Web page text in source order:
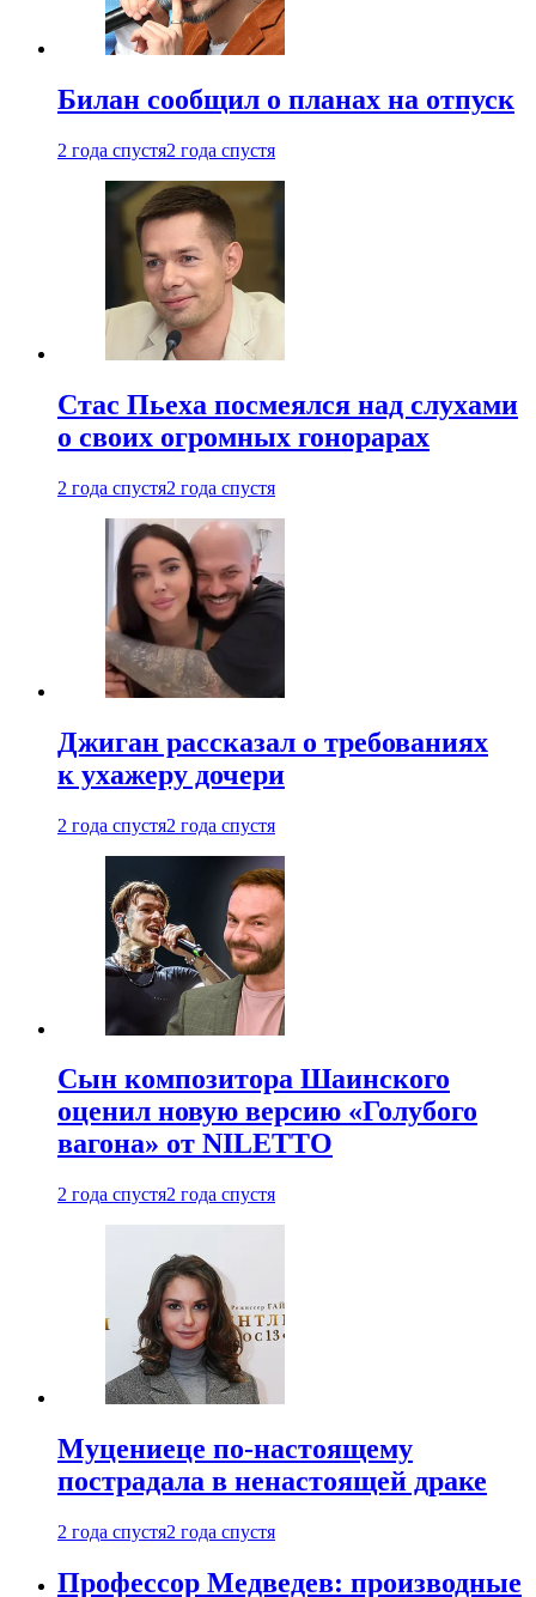
Билан сообщил о планах на отпуск
2 года спустя2 года спустя
Стас Пьеха посмеялся над слухами
о своих огромных гонорарах
2 года спустя2 года спустя
Джиган рассказал о требованиях
к ухажеру дочери
2 года спустя2 года спустя
Сын композитора Шаинского
оценил новую версию «Голубого
вагона» от NILETTO
2 года спустя2 года спустя
Муцениеце по-настоящему
пострадала в ненастоящей драке
2 года спустя2 года спустя
Профессор Медведев: производные